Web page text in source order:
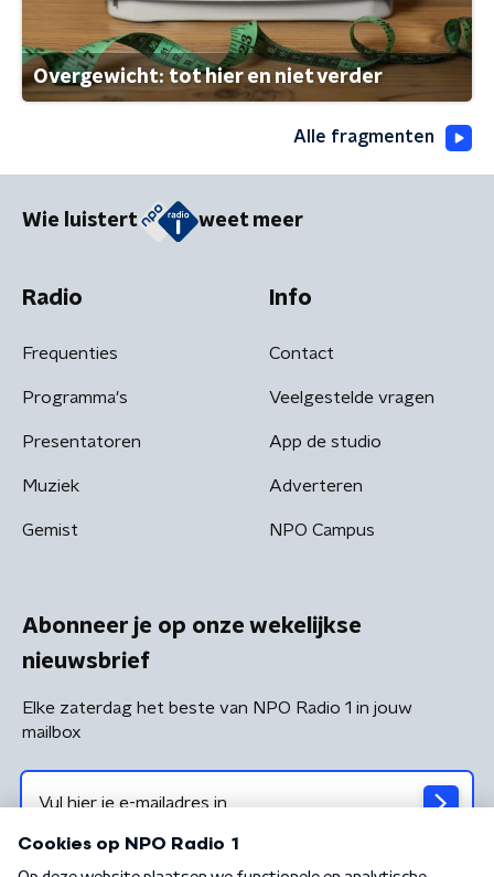
Overgewicht: tot hier en niet verder
Alle fragmenten
Wie luistert weet meer
Radio
Frequenties
Programma's
Presentatoren
Muziek
Gemist
Info
Contact
Veelgestelde vragen
App de studio
Adverteren
NPO Campus
Abonneer je op onze wekelijkse
nieuwsbrief
Elke zaterdag het beste van NPO Radio 1 in jouw
mailbox